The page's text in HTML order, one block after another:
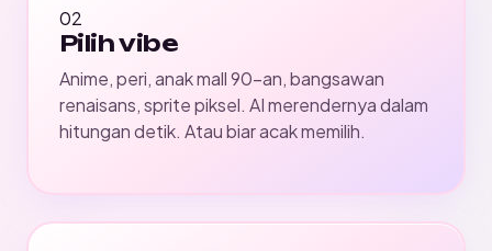
02
Pilih vibe
Anime, peri, anak mall 90-an, bangsawan
renaisans, sprite piksel. AI merendernya dalam
hitungan detik. Atau biar acak memilih.